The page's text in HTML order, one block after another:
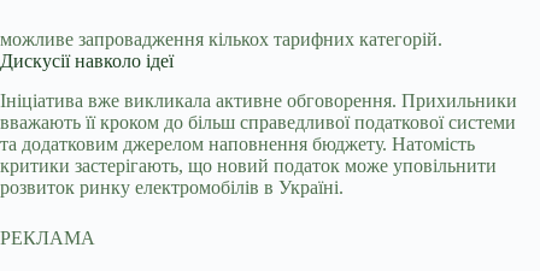
можливе запровадження кількох тарифних категорій.
Дискусії навколо ідеї
Ініціатива вже викликала активне обговорення. Прихильники
вважають її кроком до більш справедливої податкової системи
та додатковим джерелом наповнення бюджету. Натомість
критики застерігають, що новий податок може уповільнити
розвиток ринку електромобілів в Україні.
РЕКЛАМА